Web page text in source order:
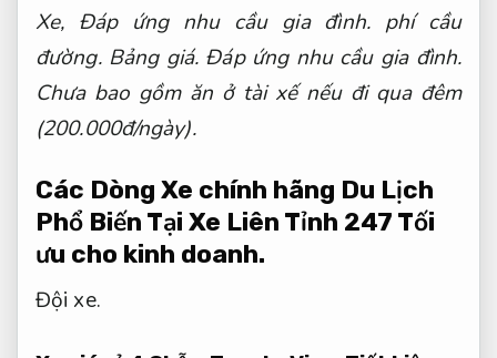
Xe, Đáp ứng nhu cầu gia đình.phí cầu
đường. Bảng giá. Đáp ứng nhu cầu gia đình.
Chưa bao gồm ăn ở tài xế nếu đi qua đêm
(200.000đ/ngày).
Các Dòng Xe chính hãng Du Lịch
Phổ Biến Tại Xe Liên Tỉnh 247 Tối
ưu cho kinh doanh.
Đội xe.